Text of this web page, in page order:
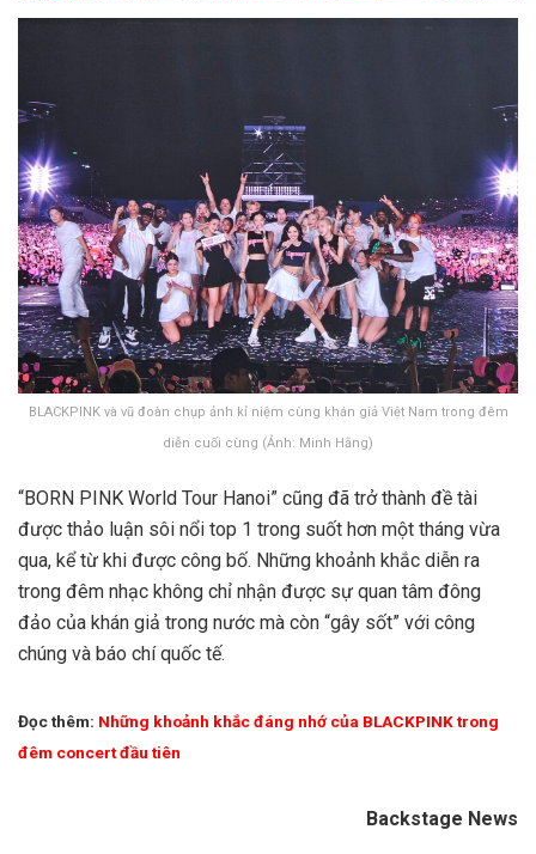
BLACKPINK và vũ đoàn chụp ảnh kỉ niệm cùng khán giả Việt Nam trong đêm
diễn cuối cùng (Ảnh: Minh Hằng)
“BORN PINK World Tour Hanoi” cũng đã trở thành đề tài
được thảo luận sôi nổi top 1 trong suốt hơn một tháng vừa
qua, kể từ khi được công bố. Những khoảnh khắc diễn ra
trong đêm nhạc không chỉ nhận được sự quan tâm đông
đảo của khán giả trong nước mà còn “gây sốt” với công
chúng và báo chí quốc tế.
Đọc thêm: Những khoảnh khắc đáng nhớ của BLACKPINK trong
đêm concert đầu tiên
Backstage News